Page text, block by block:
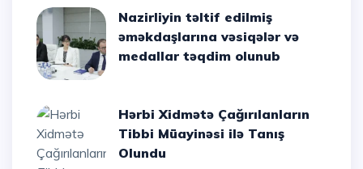
Nazirliyin təltif edilmiş
əməkdaşlarına vəsiqələr və
medallar təqdim olunub
Hərbi Xidmətə Çağırılanların
Tibbi Müayinəsi ilə Tanış
Olundu